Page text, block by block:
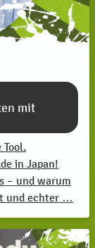
mit
in Japan!
– und warum
und echter …